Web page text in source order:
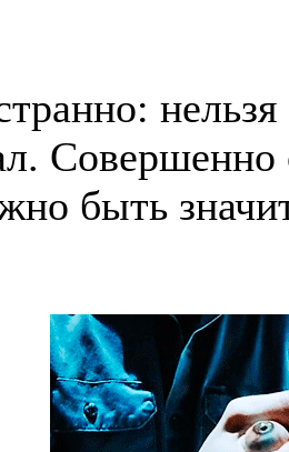
Совершенно
быть